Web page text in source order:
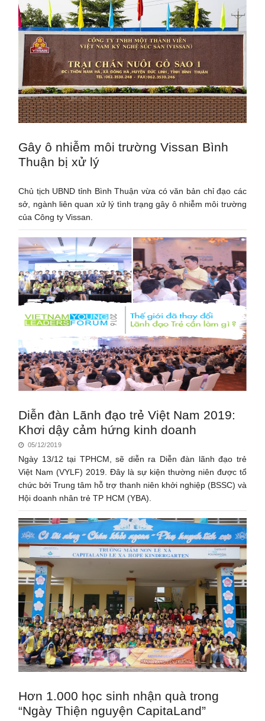
Gây ô nhiễm môi trường Vissan Bình
Thuận bị xử lý
Chủ tịch UBND tỉnh Bình Thuận vừa có văn bản chỉ đạo các
sở, ngành liên quan xử lý tình trạng gây ô nhiễm môi trường
của Công ty Vissan.
Diễn đàn Lãnh đạo trẻ Việt Nam 2019:
Khơi dậy cảm hứng kinh doanh
05/12/2019
Ngày 13/12 tại TPHCM, sẽ diễn ra Diễn đàn lãnh đạo trẻ
Việt Nam (VYLF) 2019. Đây là sự kiện thường niên được tổ
chức bởi Trung tâm hỗ trợ thanh niên khởi nghiệp (BSSC) và
Hội doanh nhân trẻ TP HCM (YBA).
Hơn 1.000 học sinh nhận quà trong
“Ngày Thiện nguyện CapitaLand”